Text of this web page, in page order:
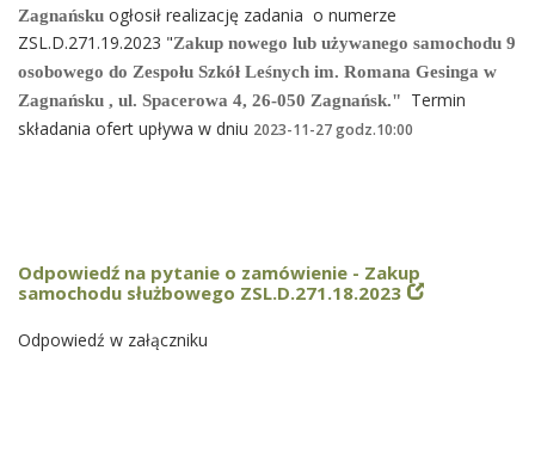
Zagnańsku ogłosił realizację zadania o numerze
ZSL.D.271.19.2023 "Zakup nowego lub używanego samochodu 9
osobowego do Zespołu Szkół Leśnych im. Romana Gesinga w
Zagnańsku , ul. Spacerowa 4, 26-050 Zagnańsk."
Termin
składania ofert upływa w dniu 2023-11-27 godz.10:00
Odpowiedź na pytanie o zamówienie - Zakup
samochodu służbowego ZSL.D.271.18.2023
Odpowiedź w załączniku